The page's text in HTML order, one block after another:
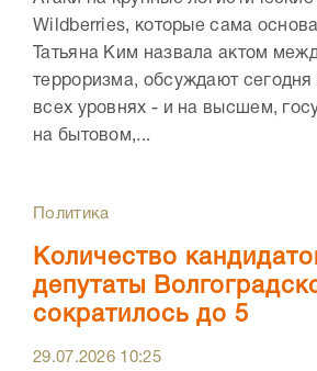
Wildberries, которые сама
Татьяна Ким назвала актом
терроризма, обсуждают сегодня
всех уровнях - и на высшем,
на бытовом,...
Политика
Количество
депутаты
сократилось до 5
29.07.2026 10:25